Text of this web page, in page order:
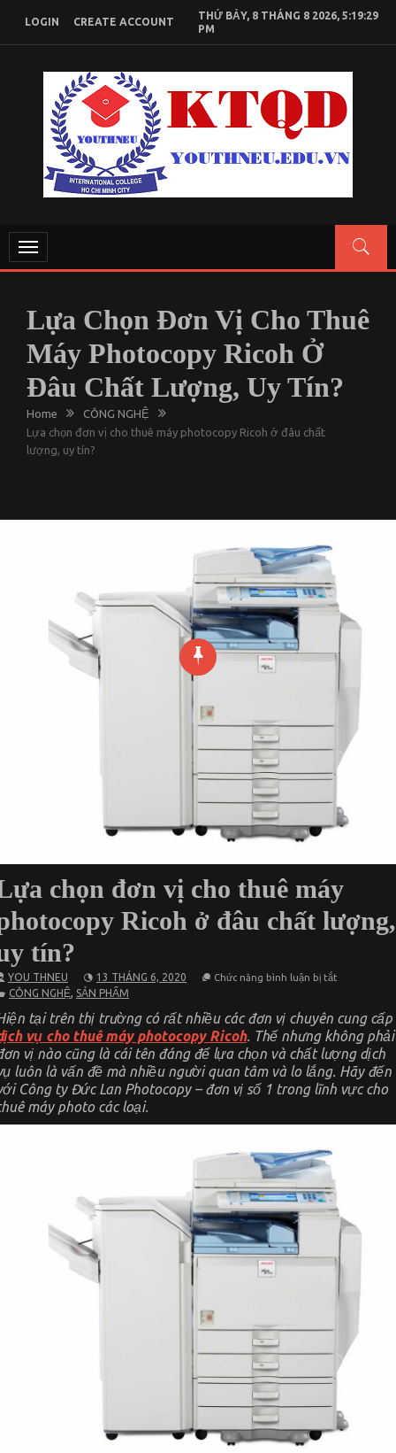
content
LOGIN CREATE ACCOUNT
THỨ BẢY, 8 THÁNG 8 2026, 5:19:29
PM
KIẾN THỨC KINH TẾ QUỐC DÂN
Toggle
navigation
Lựa Chọn Đơn Vị Cho Thuê
Máy Photocopy Ricoh Ở
Đâu Chất Lượng, Uy Tín?
Home
CÔNG NGHỆ
Lựa chọn đơn vị cho thuê máy photocopy Ricoh ở đâu chất
lượng, uy tín?
chọn đơn vị cho thuê máy
Ricoh ở đâu chất lượng,
tín?
YOU THNEU 13 THÁNG 6, 2020 Chức năng bình luận bị tắt
vị
cho
máy
photocopy
Ricoh
chất
CÔNG NGHỆ, SẢN PHẨM
tại trên thị trường có rất nhiều các đơn vị chuyên cung cấp
vụ cho thuê máy photocopy Ricoh. Thế nhưng không phải
vị nào cũng là cái tên đáng để lựa chọn và chất lượng dịch
luôn là vấn đề mà nhiều người quan tâm và lo lắng. Hãy đến
Công ty Đức Lan Photocopy – đơn vị số 1 trong lĩnh vực cho
máy photo các loại.